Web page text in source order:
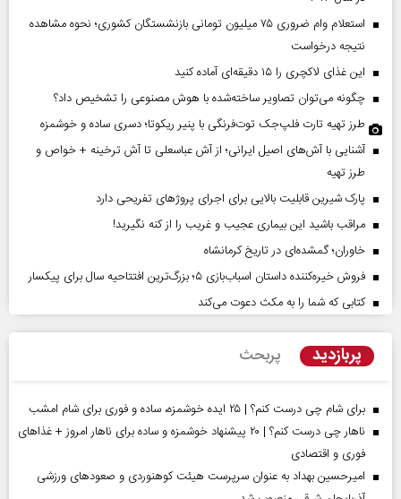
استعلام وام ضروری ۷۵ میلیون تومانی بازنشستگان کشوری؛ نحوه مشاهده
نتیجه درخواست
این غذای لاکچری را ۱۵ دقیقه‌ای آماده کنید
چگونه می‌توان تصاویر ساخته‌شده با هوش مصنوعی را تشخیص داد؟
طرز تهیه تارت فلپ‌جک توت‌فرنگی با پنیر ریکوتا؛ دسری ساده و خوشمزه
آشنایی با آش‌های اصیل ایرانی؛ از آش عباسعلی تا آش ترخینه + خواص و
طرز تهیه
پارک شیرین قابلیت‌ بالایی برای اجرای پروژهای تفریحی دارد
مراقب باشید این بیماری عجیب و غریب را از کنه نگیرید!
خاوران؛ گمشده‌ای در تاریخ کرمانشاه
فروش خیره‌کننده داستان اسباب‌بازی ۵؛ بزرگ‌ترین افتتاحیه سال برای پیکسار
کتابی که شما را به مکث دعوت می‌کند
پربازدید پربحث
برای شام چی درست کنم؟ | ۲۵ ایده خوشمزه، ساده و فوری برای شام امشب
ناهار چی درست کنم؟ | ۲۰ پیشنهاد خوشمزه و ساده برای ناهار امروز + غذاهای
فوری و اقتصادی
امیرحسین بهداد به عنوان سرپرست هیئت کوهنوردی و صعودهای ورزشی